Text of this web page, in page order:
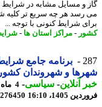
و مسایل مشابه در شرایط
هر چه سریع تر کلیه
شرایط کنونی با توجه ...
-مراکز استان ها- شرایط -
برنامه جامع شرایط
و شهروندان کشور
آنلاین-سیاسی-
1405، 16:10
81276450